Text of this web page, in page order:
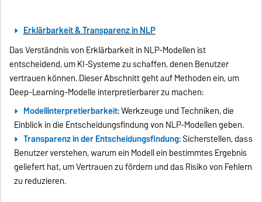
Erklärbarkeit & Transparenz in NLP
Das Verständnis von Erklärbarkeit in NLP-Modellen ist
entscheidend, um KI-Systeme zu schaffen, denen Benutzer
vertrauen können. Dieser Abschnitt geht auf Methoden ein, um
Deep-Learning-Modelle interpretierbarer zu machen:
Modellinterpretierbarkeit:Werkzeuge und Techniken, die
Einblick in die Entscheidungsfindung von NLP-Modellen geben.
Transparenz in der Entscheidungsfindung:Sicherstellen, dass
Benutzer verstehen, warum ein Modell ein bestimmtes Ergebnis
geliefert hat, um Vertrauen zu fördern und das Risiko von Fehlern
zu reduzieren.